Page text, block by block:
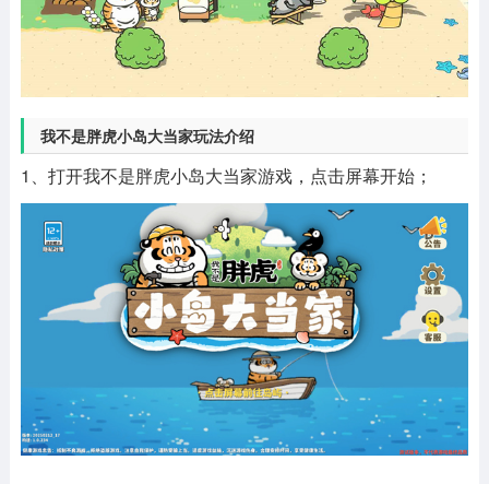
我不是胖虎小岛大当家玩法介绍
1、打开我不是胖虎小岛大当家游戏，点击屏幕开始；